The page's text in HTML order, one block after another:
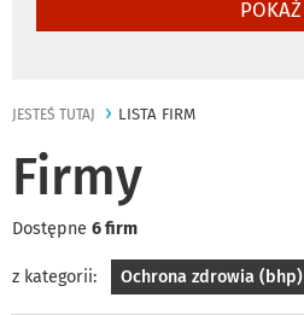
POKAŻ
JESTEŚ TUTAJ LISTA FIRM
Firmy
Dostępne 6 firm
z kategorii: Ochrona zdrowia (bhp)